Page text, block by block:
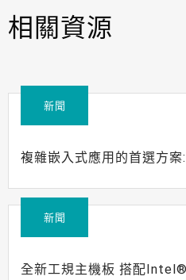
相關資源
新聞
複雜嵌入式應用的首選方
新聞
全新工規主機板 搭配